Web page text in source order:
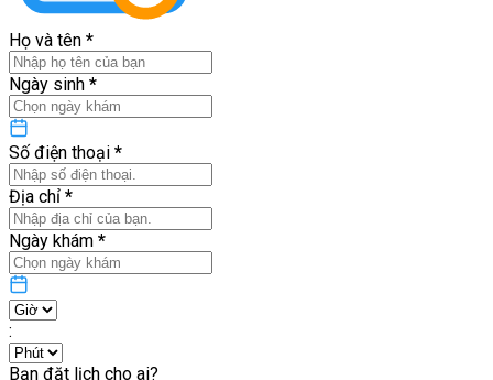
Họ và tên *
Ngày sinh *
Số điện thoại *
Địa chỉ *
Ngày khám *
:
Bạn đặt lịch cho ai?